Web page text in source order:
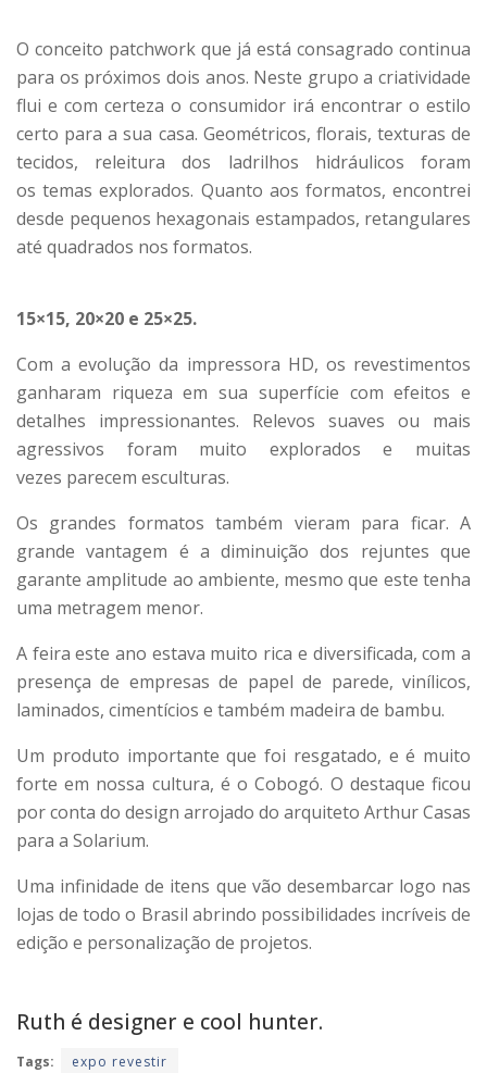
O conceito patchwork que já está consagrado continua
para os próximos dois anos. Neste grupo a criatividade
flui e com certeza o consumidor irá encontrar o estilo
certo para a sua casa. Geométricos, florais, texturas de
tecidos, releitura dos ladrilhos hidráulicos foram
os temas explorados. Quanto aos formatos, encontrei
desde pequenos hexagonais estampados, retangulares
até quadrados nos formatos.
15×15, 20×20 e 25×25.
Com a evolução da impressora HD, os revestimentos
ganharam riqueza em sua superfície com efeitos e
detalhes impressionantes. Relevos suaves ou mais
agressivos foram muito explorados e muitas
vezes parecem esculturas.
Os grandes formatos também vieram para ficar. A
grande vantagem é a diminuição dos rejuntes que
garante amplitude ao ambiente, mesmo que este tenha
uma metragem menor.
A feira este ano estava muito rica e diversificada, com a
presença de empresas de papel de parede, vinílicos,
laminados, cimentícios e também madeira de bambu.
Um produto importante que foi resgatado, e é muito
forte em nossa cultura, é o Cobogó. O destaque ficou
por conta do design arrojado do arquiteto Arthur Casas
para a Solarium.
Uma infinidade de itens que vão desembarcar logo nas
lojas de todo o Brasil abrindo possibilidades incríveis de
edição e personalização de projetos.
Ruth é designer e cool hunter.
Tags: expo revestir